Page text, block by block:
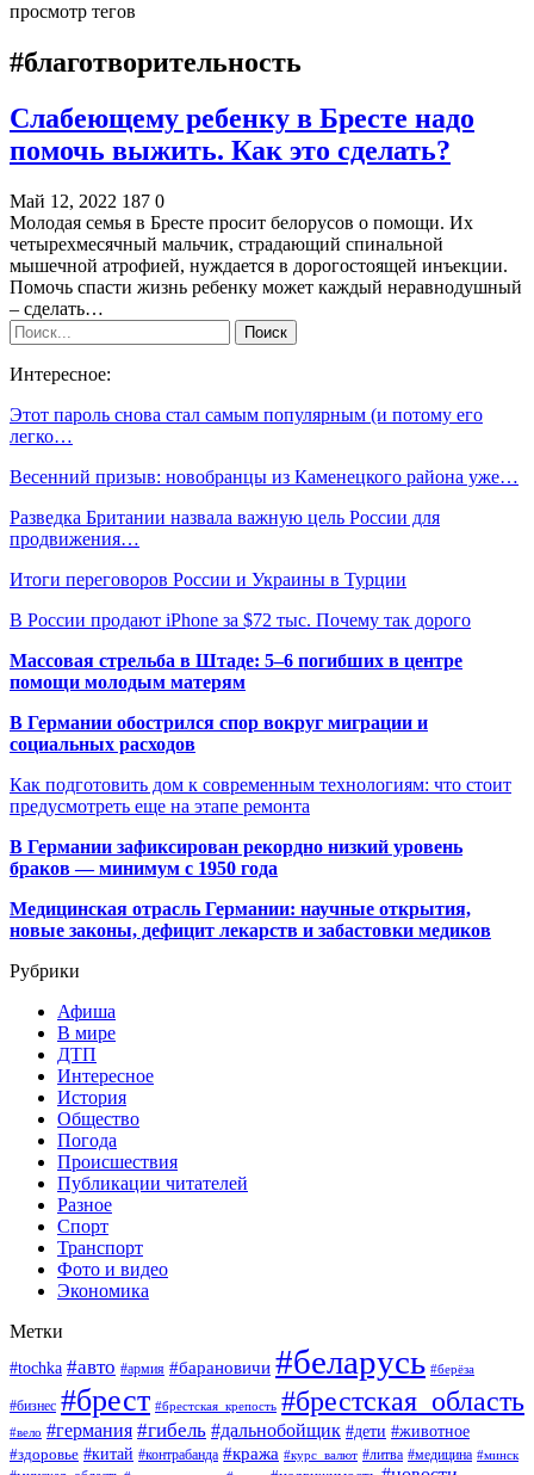
просмотр тегов
#благотворительность
Слабеющему ребенку в Бресте надо
помочь выжить. Как это сделать?
Май 12, 2022 187 0
Молодая семья в Бресте просит белорусов о помощи. Их
четырехмесячный мальчик, страдающий спинальной
мышечной атрофией, нуждается в дорогостоящей инъекции.
Помочь спасти жизнь ребенку может каждый неравнодушный
– сделать…
Интересное:
Этот пароль снова стал самым популярным (и потому его
легко…
Весенний призыв: новобранцы из Каменецкого района уже…
Разведка Британии назвала важную цель России для
продвижения…
Итоги переговоров России и Украины в Турции
В России продают iPhone за $72 тыс. Почему так дорого
Массовая стрельба в Штаде: 5–6 погибших в центре
помощи молодым матерям
В Германии обострился спор вокруг миграции и
социальных расходов
Как подготовить дом к современным технологиям: что стоит
предусмотреть еще на этапе ремонта
В Германии зафиксирован рекордно низкий уровень
браков — минимум с 1950 года
Медицинская отрасль Германии: научные открытия,
новые законы, дефицит лекарств и забастовки медиков
Рубрики
Афиша
В мире
ДТП
Интересное
История
Общество
Погода
Происшествия
Публикации читателей
Разное
Спорт
Транспорт
Фото и видео
Экономика
Метки
#tochka #авто #армия #барановичи #беларусь #берёза
#бизнес #брест #брестская_крепость #брестская_область
#вело #германия #гибель #дальнобойщик #дети #животное
#здоровье #китай #контрабанда #кража #курс_валют #литва #медицина #минск